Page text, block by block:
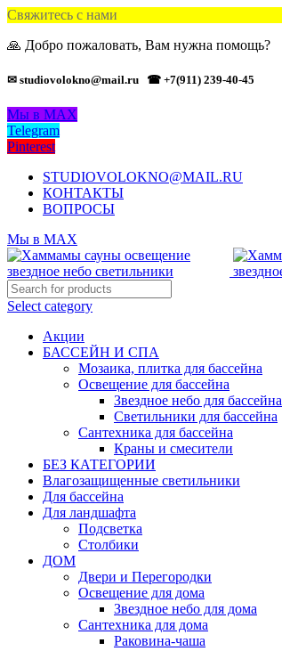
Свяжитесь с нами
🙏 Добро пожаловать, Вам нужна помощь?
✉ studiovolokno@mail.ru ☎ +7(911) 239-40-45
Мы в MAX
Telegram
Pinterest
STUDIOVOLOKNO@MAIL.RU
КОНТАКТЫ
ВОПРОСЫ
Мы в MAX
Select category
Акции
БАССЕЙН И СПА
Мозаика, плитка для бассейна
Освещение для бассейна
Звездное небо для бассейна
Светильники для бассейна
Сантехника для бассейна
Краны и смесители
БЕЗ КАТЕГОРИИ
Влагозащищенные светильники
Для бассейна
Для ландшафта
Подсветка
Столбики
ДОМ
Двери и Перегородки
Освещение для дома
Звездное небо для дома
Сантехника для дома
Раковина-чаша